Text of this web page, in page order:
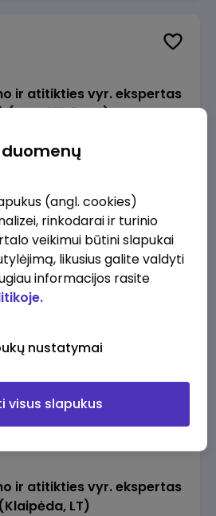
ir atitikties vyr. ekspertas
LT)
ir atitikties vyr. ekspertas
LT)
ir atitikties vyr. ekspertas
LT)
(angl. cookies)
rinkodarai ir turinio
veikimui būtini slapukai
likusius galite valdyti
informacijos rasite
nustatymai
visus slapukus